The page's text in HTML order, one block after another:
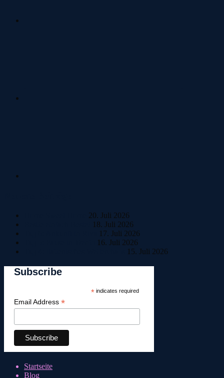
20. Juli 2026
18. Juli 2026
17. Juli 2026
16. Juli 2026
15. Juli 2026
Subscribe
*indicates required
Email Address *
Startseite
Blog